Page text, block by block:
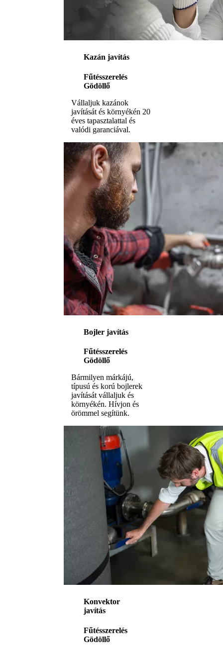
Kazán javítás
Fűtésszerelés
Gödöllő
Vállaljuk kazánok
javítását és környékén 20
éves tapasztalattal és
valódi garanciával.
Bojler javítás
Fűtésszerelés
Gödöllő
Bármilyen márkájú,
típusú és korú bojlerek
javítását vállaljuk és
környékén. Hívjon és
örömmel segítünk.
Konvektor
javítás
Fűtésszerelés
Gödöllő